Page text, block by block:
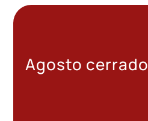
Agosto cerrado